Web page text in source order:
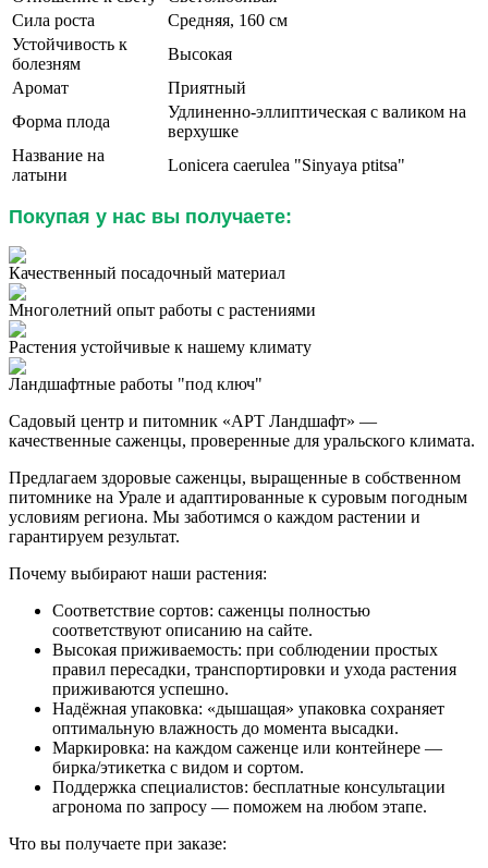
Сила роста
Средняя, 160 см
Устойчивость к
болезням
Высокая
Аромат
Приятный
Форма плода
Удлиненно-эллиптическая с валиком на
верхушке
Название на
латыни
Lonicera caerulea "Sinyaya ptitsa"
Покупая у нас вы получаете:
Качественный посадочный материал
Многолетний опыт работы с растениями
Растения устойчивые к нашему климату
Ландшафтные работы "под ключ"
Садовый центр и питомник «АРТ Ландшафт» —
качественные саженцы, проверенные для уральского климата.
Предлагаем здоровые саженцы, выращенные в собственном
питомнике на Урале и адаптированные к суровым погодным
условиям региона. Мы заботимся о каждом растении и
гарантируем результат.
Почему выбирают наши растения:
Соответствие сортов: саженцы полностью
соответствуют описанию на сайте.
Высокая приживаемость: при соблюдении простых
правил пересадки, транспортировки и ухода растения
приживаются успешно.
Надёжная упаковка: «дышащая» упаковка сохраняет
оптимальную влажность до момента высадки.
Маркировка: на каждом саженце или контейнере —
бирка/этикетка с видом и сортом.
Поддержка специалистов: бесплатные консультации
агронома по запросу — поможем на любом этапе.
Что вы получаете при заказе: